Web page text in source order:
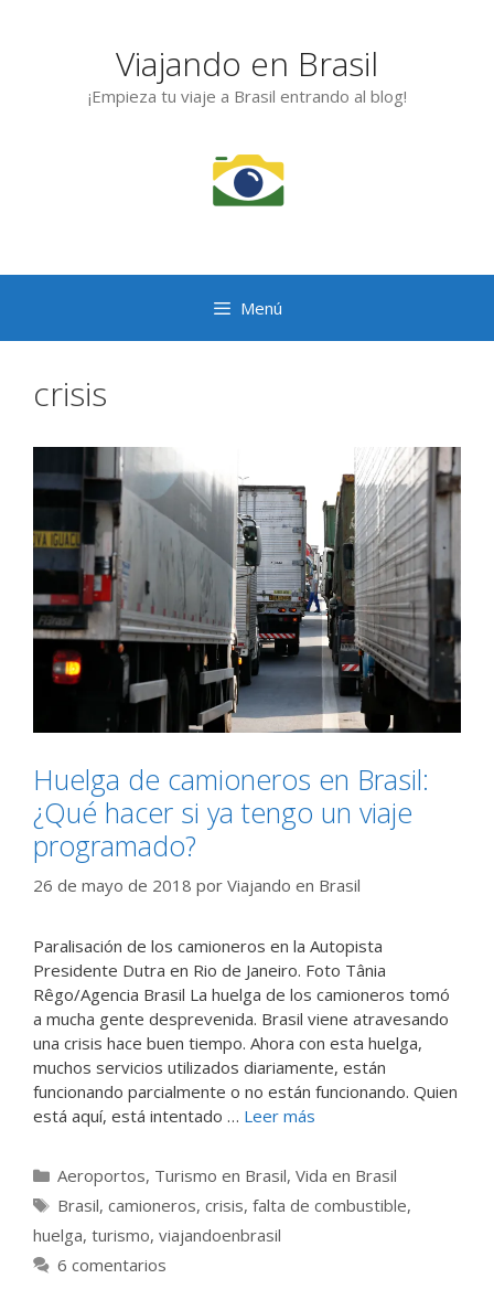
Viajando en Brasil
¡Empieza tu viaje a Brasil entrando al blog!
Menú
crisis
Huelga de camioneros en Brasil:
¿Qué hacer si ya tengo un viaje
programado?
26 de mayo de 2018 por Viajando en Brasil
Paralisación de los camioneros en la Autopista
Presidente Dutra en Rio de Janeiro. Foto Tânia
Rêgo/Agencia Brasil La huelga de los camioneros tomó
a mucha gente desprevenida. Brasil viene atravesando
una crisis hace buen tiempo. Ahora con esta huelga,
muchos servicios utilizados diariamente, están
funcionando parcialmente o no están funcionando. Quien
está aquí, está intentado … Leer más
Categorías
Aeroportos, Turismo en Brasil, Vida en Brasil
Etiquetas
Brasil, camioneros, crisis, falta de combustible,
huelga, turismo, viajandoenbrasil
6 comentarios